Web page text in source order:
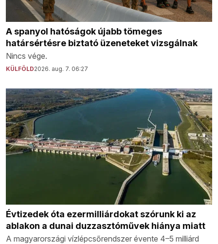
A spanyol hatóságok újabb tömeges
határsértésre biztató üzeneteket vizsgálnak
Nincs vége.
KÜLFÖLD2026. aug. 7. 06:27
Évtizedek óta ezermilliárdokat szórunk ki az
ablakon a dunai duzzasztóművek hiánya miatt
A magyarországi vízlépcsőrendszer évente 4–5 milliárd